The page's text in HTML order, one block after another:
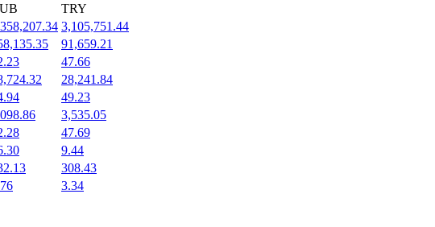
TRY
3,105,751.44
91,659.21
47.66
28,241.84
49.23
3,535.05
47.69
9.44
308.43
3.34